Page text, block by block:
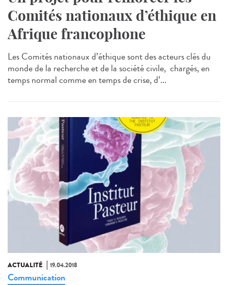
Comités nationaux d’éthique en
Afrique francophone
Les Comités nationaux d’éthique sont des acteurs clés du
monde de la recherche et de la société civile, chargés, en
temps normal comme en temps de crise, d’...
ACTUALITÉ 19.04.2018
Communication